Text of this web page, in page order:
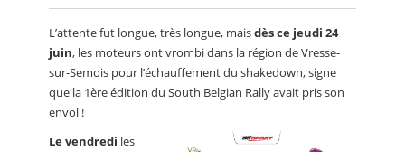
L’attente fut longue, très longue, maisdès ce jeudi 24
juin, les moteurs ont vrombi dans la région de Vresse-
sur-Semois pour l’échauffement du shakedown, signe
que la 1ère édition du South Belgian Rally avait pris son
envol !
Le vendredi les